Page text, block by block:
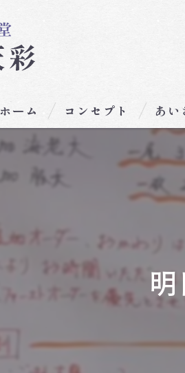
ホーム コンセプト あい